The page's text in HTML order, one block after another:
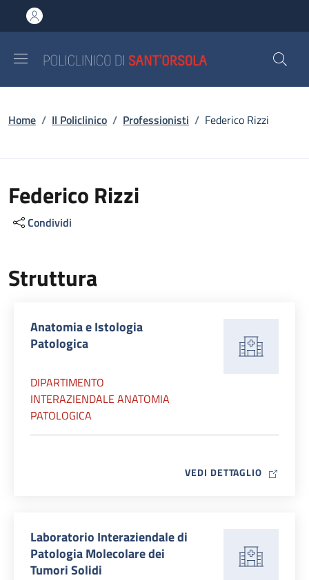
al contenuto principale
to footer content
Briciole di pane
Home / Il Policlinico / Professionisti / Federico Rizzi
Federico Rizzi
Condividi
Struttura
Anatomia e Istologia
Patologica
DIPARTIMENTO
INTERAZIENDALE ANATOMIA
PATOLOGICA
VEDI DETTAGLIO MAP ICON
Laboratorio Interaziendale di
Patologia Molecolare dei
Tumori Solidi